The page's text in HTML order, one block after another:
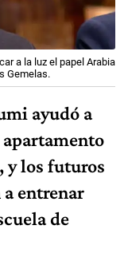
a la luz el papel Arabia
Gemelas.
ayudó a
y los futuros
entrenar
de